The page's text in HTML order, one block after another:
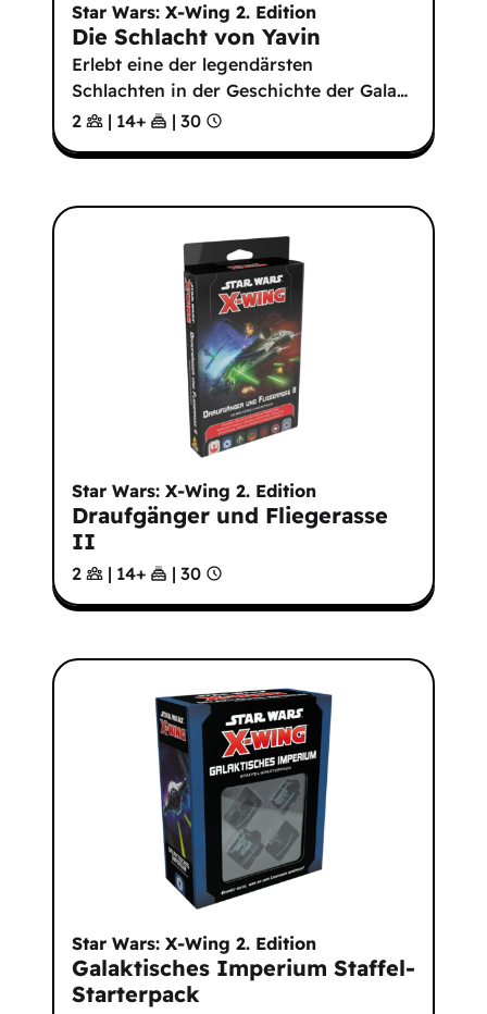
Star Wars: X-Wing 2. Edition
Die Schlacht von Yavin
Erlebt eine der legendärsten
Schlachten in der Geschichte der Gala…
2
| 14+ | 30
Star Wars: X-Wing 2. Edition
Draufgänger und Fliegerasse
II
2 | 14+ | 30
Star Wars: X-Wing 2. Edition
Galaktisches Imperium Staffel-
Starterpack